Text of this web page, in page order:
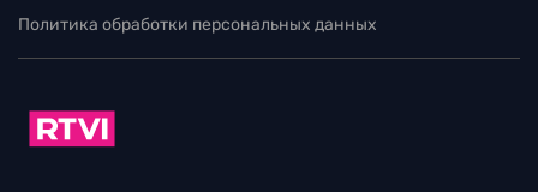
Политика обработки персональных данных